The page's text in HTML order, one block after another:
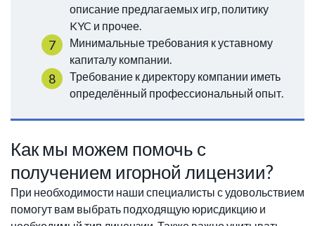
описание предлагаемых игр, политику
KYC и прочее.
Минимальные требования к уставному
капиталу компании.
Требование к директору компании иметь
определённый профессиональный опыт.
Как мы можем помочь с
получением игорной лицензии?
При необходимости наши специалисты с удовольствием
помогут вам выбрать подходящую юрисдикцию и